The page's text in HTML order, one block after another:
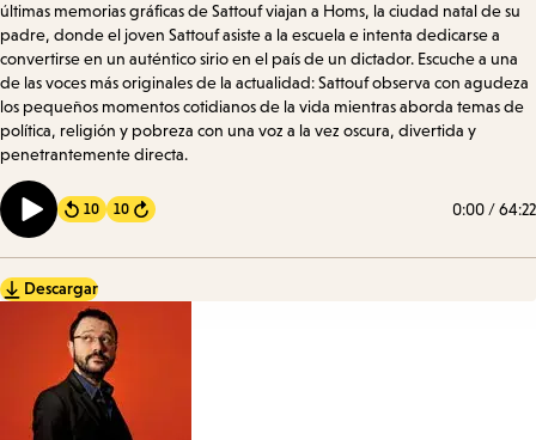
últimas memorias gráficas de Sattouf viajan a Homs, la ciudad natal de su
padre, donde el joven Sattouf asiste a la escuela e intenta dedicarse a
convertirse en un auténtico sirio en el país de un dictador. Escuche a una
de las voces más originales de la actualidad: Sattouf observa con agudeza
los pequeños momentos cotidianos de la vida mientras aborda temas de
política, religión y pobreza con una voz a la vez oscura, divertida y
penetrantemente directa.
10 Forward
10 0:00/64:22
Descargar